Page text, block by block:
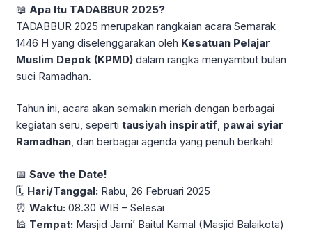
📖 Apa Itu TADABBUR 2025?
TADABBUR 2025 merupakan rangkaian acara Semarak
1446 H yang diselenggarakan oleh Kesatuan Pelajar
Muslim Depok (KPMD) dalam rangka menyambut bulan
suci Ramadhan.
Tahun ini, acara akan semakin meriah dengan berbagai
kegiatan seru, seperti tausiyah inspiratif, pawai syiar
Ramadhan, dan berbagai agenda yang penuh berkah!
📅 Save the Date!
🗓 Hari/Tanggal: Rabu, 26 Februari 2025
⏰ Waktu: 08.30 WIB – Selesai
🕌 Tempat: Masjid Jami’ Baitul Kamal (Masjid Balaikota)